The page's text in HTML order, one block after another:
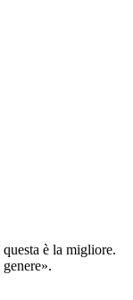
è la migliore.